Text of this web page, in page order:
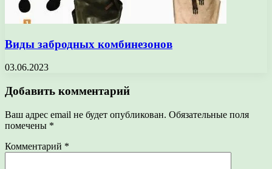
Виды забродных комбинезонов
03.06.2023
Добавить комментарий
Ваш адрес email не будет опубликован. Обязательные поля
помечены *
Комментарий *